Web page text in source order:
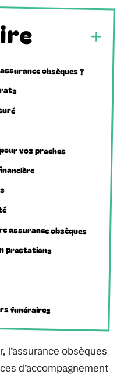
obsèques ?
vos proches
assurance obsèques
prestations
funéraires
l’assurance obsèques
d’accompagnement